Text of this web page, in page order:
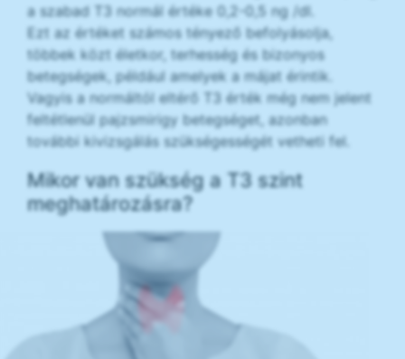
a szabad T3 normál értéke 0,2-0,5 ng /dl.
Ezt az értéket számos tényező befolyásolja,
többek közt életkor, terhesség és bizonyos
betegségek, például amelyek a májat érintik.
Vagyis a normáltól eltérő T3 érték még nem jelent
feltétlenül pajzsmirigy betegséget, azonban
további kivizsgálás szükségességét vetheti fel.
Mikor van szükség a T3 szint
meghatározásra?